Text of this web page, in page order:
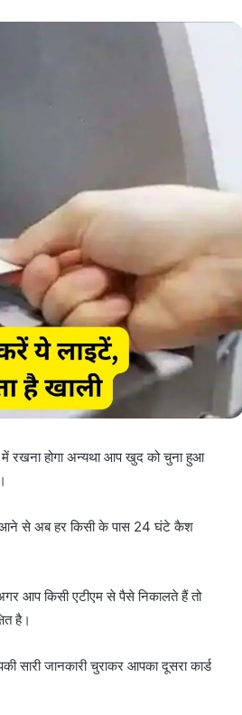
रखना होगा अन्यथा आप खुद को चुना हुआ
आने से अब हर किसी के पास 24 घंटे कैश
आप किसी एटीएम से पैसे निकालते हैं तो
है।
सारी जानकारी चुराकर आपका दूसरा कार्ड